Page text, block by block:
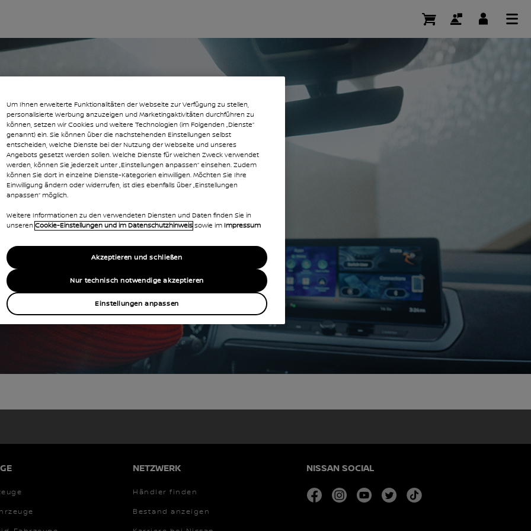
BITTE
WENDEN
Es tut uns leid, die von Ihnen angeforderte Seite
möchten Sie als nächstes ansteuern?
ZUR STARTSEITE
UNSERE MODELLE
NETZWERK
Händler finden
Bestand anzeigen
NISSAN SOCIAL
facebookinstagramyoutubetwitter
Um Ihnen erweiterte Funktionalitäten der Webseite zur Verfügung zu stellen,
personalisierte Werbung anzuzeigen und Marketingaktivitäten durchführen zu
können, setzen wir Cookies und weitere Technologien (im Folgenden „Dienste“
genannt) ein. Sie können über die nachstehenden Einstellungen selbst
entscheiden, welche Dienste bei der Nutzung der Webseite und unseres
Angebots gesetzt werden sollen. Welche Dienste für welchen Zweck verwendet
werden, können Sie jederzeit unter „Einstellungen anpassen“ einsehen. Zudem
können Sie dort in einzelne Dienste-Kategorien einwilligen. Möchten Sie Ihre
Einwilligung ändern oder widerrufen, ist dies ebenfalls über „Einstellungen
anpassen“ möglich.
Weitere Informationen zu den verwendeten Diensten und Daten finden Sie in
unseren Cookie-Einstellungen und im Datenschutzhinweis sowie im Impressum
Einstellungen anpassen
Nur technisch notwendige akzeptieren
Akzeptieren und schließen